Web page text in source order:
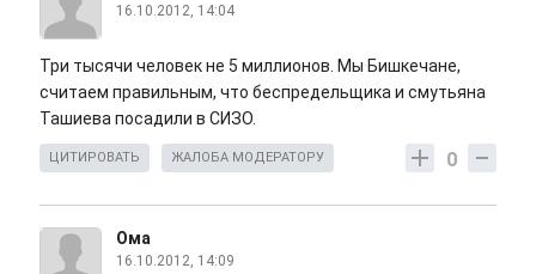
16.10.2012, 14:04
Три тысячи человек не 5 миллионов. Мы Бишкечане,
считаем правильным, что беспредельщика и смутьяна
Ташиева посадили в СИЗО.
0
ЦИТИРОВАТЬ ЖАЛОБА МОДЕРАТОРУ
Ома
16.10.2012, 14:09